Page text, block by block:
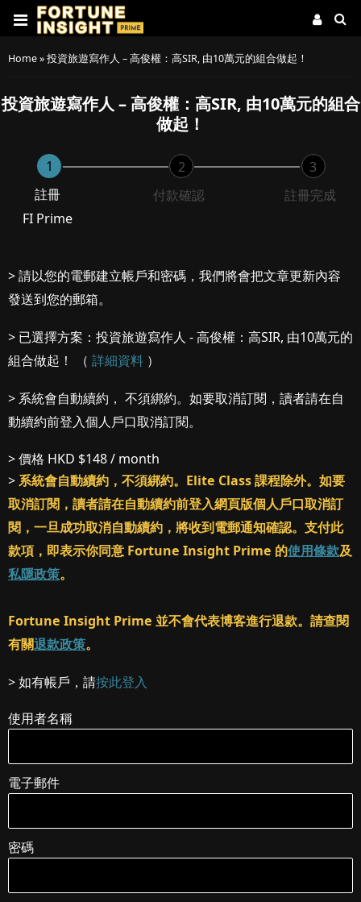
Home»投資旅遊寫作人 – 高俊權：高SIR, 由10萬元的組合做起！
投資旅遊寫作人 – 高俊權：高SIR, 由10萬元的組合
做起！
1
註冊
FI Prime
2
付款確認
3
註冊完成
> 請以您的電郵建立帳戶和密碼，我們將會把文章更新內容
發送到您的郵箱。
> 已選擇方案：投資旅遊寫作人 - 高俊權：高SIR, 由10萬元的
組合做起！ （ 詳細資料 ）
> 系統會自動續約， 不須綁約。如要取消訂閱，讀者請在自
動續約前登入個人戶口取消訂閱。
> 價格 HKD $148 / month
>系統會自動續約，不須綁約。Elite Class 課程除外。如要
取消訂閱，讀者請在自動續約前登入網頁版個人戶口取消訂
閱，一旦成功取消自動續約，將收到電郵通知確認。支付此
款項，即表示你同意 Fortune Insight Prime 的使用條款及
私隱政策。
Fortune Insight Prime 並不會代表博客進行退款。請查閱
有關退款政策。
> 如有帳戶，請按此登入
使用者名稱
電子郵件
密碼